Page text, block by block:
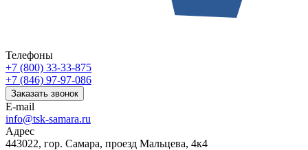
Телефоны
+7 (800) 33-33-875
+7 (846) 97-97-086
Заказать звонок
E-mail
info@tsk-samara.ru
Адрес
443022, гор. Самара, проезд Мальцева, 4к4